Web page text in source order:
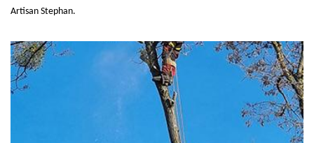
Artisan Stephan.